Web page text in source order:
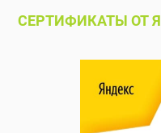
СЕРТИФИКАТЫ ОТ